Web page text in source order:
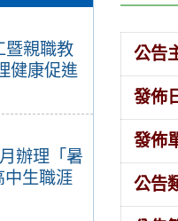
暨親職教
健康促進
辦理「暑
中生職涯
公告
發佈
發佈
公告